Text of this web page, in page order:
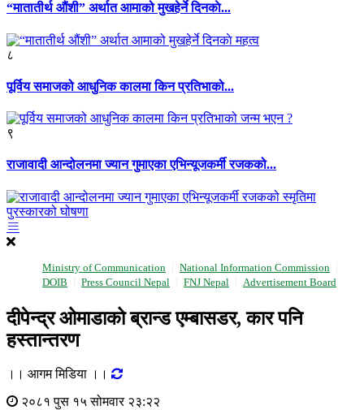
“मातातीर्थ औंशी” अर्थात आमाको मुखहेर्ने दिनकाे...
८
पूर्विय समाजको आधुनिक कालमा किन प्रतिभाको...
९
राजावादी आन्दोलनमा ज्यान गुमाएका एभिन्यूजकर्मी रजकको...
Ministry of Communication
National Information Commission
DOIB
Press Council Nepal FNJ Nepal Advertisement Board
दीपेन्द्र ओमाडाको ब्रान्ड एम्बासडर, कार पनि
हस्तान्तरण
।। आगम मिडिया ।।
२०८१ पुस १५ सोमवार २३:२२